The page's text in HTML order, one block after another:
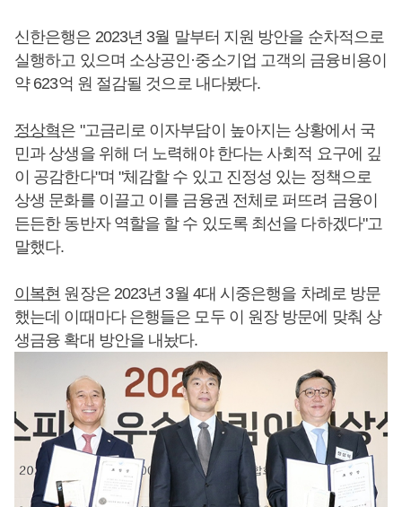
신한은행은 2023년 3월 말부터 지원 방안을 순차적으로
실행하고 있으며 소상공인·중소기업 고객의 금융비용이
약 623억 원 절감될 것으로 내다봤다.
정상혁은 "고금리로 이자부담이 높아지는 상황에서 국
민과 상생을 위해 더 노력해야 한다는 사회적 요구에 깊
이 공감한다"며 "체감할 수 있고 진정성 있는 정책으로
상생 문화를 이끌고 이를 금융권 전체로 퍼뜨려 금융이
든든한 동반자 역할을 할 수 있도록 최선을 다하겠다"고
말했다.
이복현 원장은 2023년 3월 4대 시중은행을 차례로 방문
했는데 이때마다 은행들은 모두 이 원장 방문에 맞춰 상
생금융 확대 방안을 내놨다.